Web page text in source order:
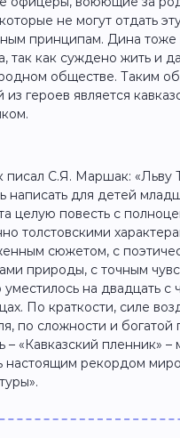
не могут отдать
принципам. Дина тоже
так как суждено жить и
обществе. Таким
героев является
писал С.Я. Маршак: «Льву
написать для детей
целую повесть с
толстовскими
сюжетом, с
природы, с точным
уместилось на двадцать с
По краткости, силе
по сложности и богатой
– «Кавказский пленник»
настоящим рекордом